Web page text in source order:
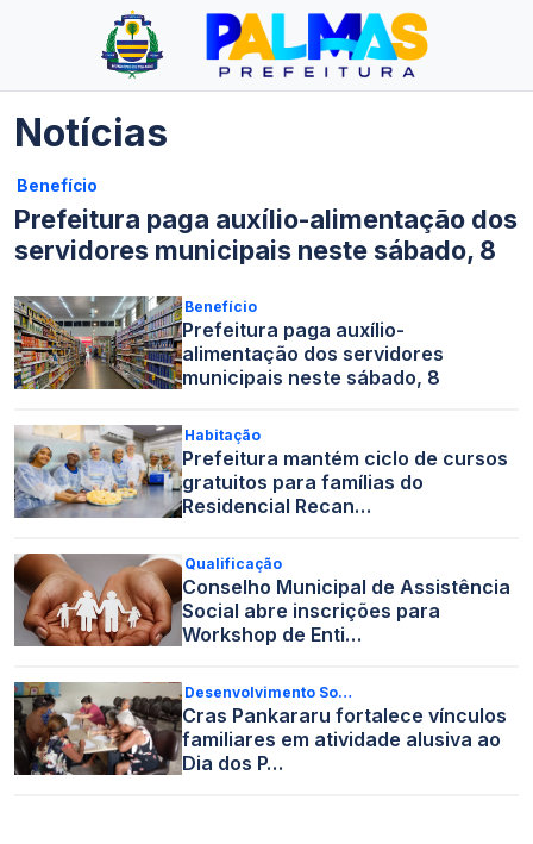
Notícias
Benefício
Prefeitura paga auxílio-alimentação dos
servidores municipais neste sábado, 8
Benefício
Prefeitura paga auxílio-
alimentação dos servidores
municipais neste sábado, 8
Habitação
Prefeitura mantém ciclo de cursos
gratuitos para famílias do
Residencial Recan…
Qualificação
Conselho Municipal de Assistência
Social abre inscrições para
Workshop de Enti…
Desenvolvimento So…
Cras Pankararu fortalece vínculos
familiares em atividade alusiva ao
Dia dos P…